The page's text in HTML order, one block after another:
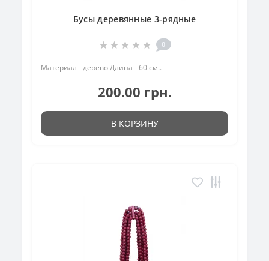
Бусы деревянные 3-рядные
0
Материал - дерево Длина - 60 см..
200.00 грн.
В КОРЗИНУ